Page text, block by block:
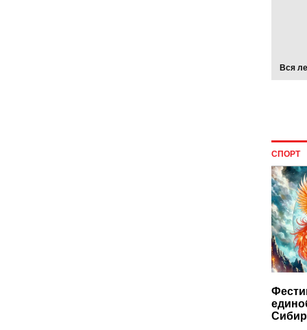
Вся
СПОРТ